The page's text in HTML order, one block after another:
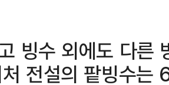
빙수 외에도 다른
전설의 팥빙수